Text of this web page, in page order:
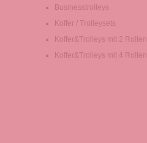
Businesstrolleys
Koffer / Trolleysets
Koffer&Trolleys mit 2 Rollen
Koffer&Trolleys mit 4 Rollen